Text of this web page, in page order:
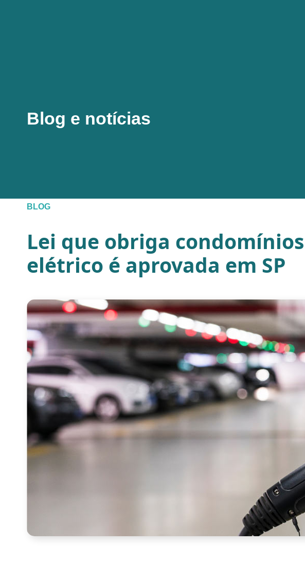
Blog e notícias
BLOG
Lei que obriga
elétrico é aprovada em SP